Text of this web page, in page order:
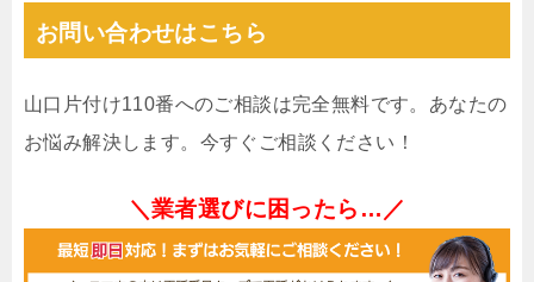
お問い合わせはこちら
山口片付け110番へのご相談は完全無料です。あなたの
お悩み解決します。今すぐご相談ください！
＼業者選びに困ったら…／